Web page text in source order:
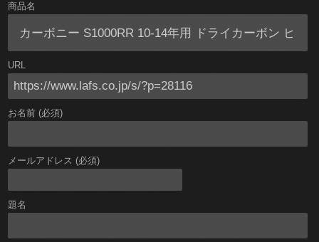
商品名
URL
お名前 (必須)
メールアドレス (必須)
題名